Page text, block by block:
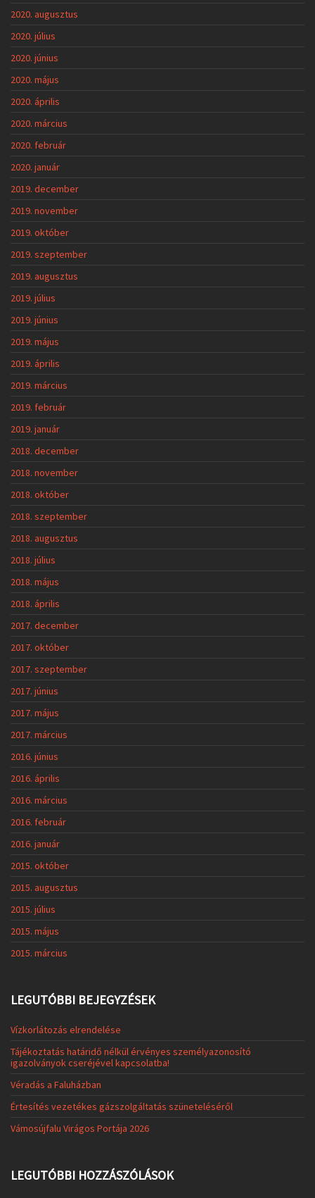
2020. augusztus
2020. július
2020. június
2020. május
2020. április
2020. március
2020. február
2020. január
2019. december
2019. november
2019. október
2019. szeptember
2019. augusztus
2019. július
2019. június
2019. május
2019. április
2019. március
2019. február
2019. január
2018. december
2018. november
2018. október
2018. szeptember
2018. augusztus
2018. július
2018. május
2018. április
2017. december
2017. október
2017. szeptember
2017. június
2017. május
2017. március
2016. június
2016. április
2016. március
2016. február
2016. január
2015. október
2015. augusztus
2015. július
2015. május
2015. március
LEGUTÓBBI BEJEGYZÉSEK
Vízkorlátozás elrendelése
Tájékoztatás határidő nélkül érvényes személyazonosító
igazolványok cseréjével kapcsolatba!
Véradás a Faluházban
Értesítés vezetékes gázszolgáltatás szüneteléséről
Vámosújfalu Virágos Portája 2026
LEGUTÓBBI HOZZÁSZÓLÁSOK